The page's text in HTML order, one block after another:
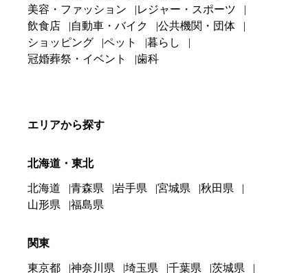
美容・ファッション
レジャー・スポーツ
飲食店
自動車・バイク
公共機関・団体
ショッピング
ペット
暮らし
冠婚葬祭・イベント
歯科
エリアから探す
北海道・東北
北海道 青森県 岩手県 宮城県
秋田県
山形県
福島県
関東
東京都 神奈川県 埼玉県 千葉県
茨城県